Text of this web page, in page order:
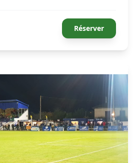
Réserver